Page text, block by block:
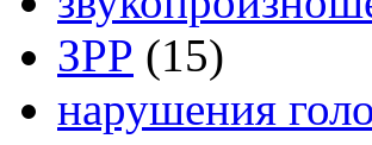
ЗРР (15)
нарушения